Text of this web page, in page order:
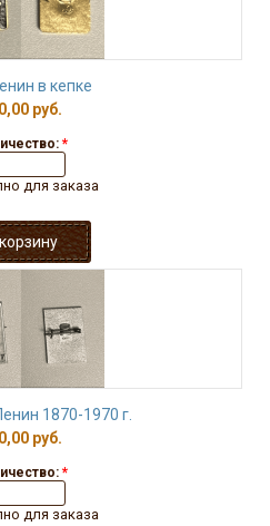
в кепке
руб.
*
для заказа
1870-1970 г.
руб.
*
для заказа